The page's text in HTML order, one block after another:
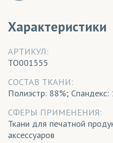
Характеристики
АРТИКУЛ:
TO001555
CОСТАВ ТКАНИ:
Полиэстр: 88%; Спандекс:
СФЕРЫ ПРИМЕНЕНИЯ:
Ткани для печатной
аксессуаров